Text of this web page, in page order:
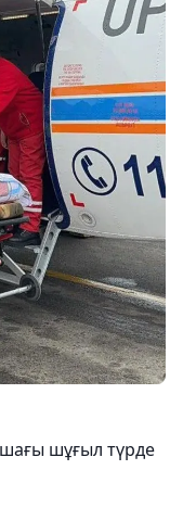
шұғыл түрде